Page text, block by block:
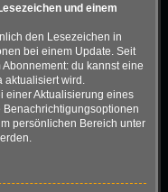
und einem
den Lesezeichen in
bei einem Update. Seit
du kannst eine
wird.
einer Aktualisierung eines
persönlichen Bereich unter